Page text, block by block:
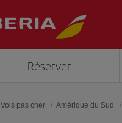
Réserver
Vols pas cher Amérique du Sud